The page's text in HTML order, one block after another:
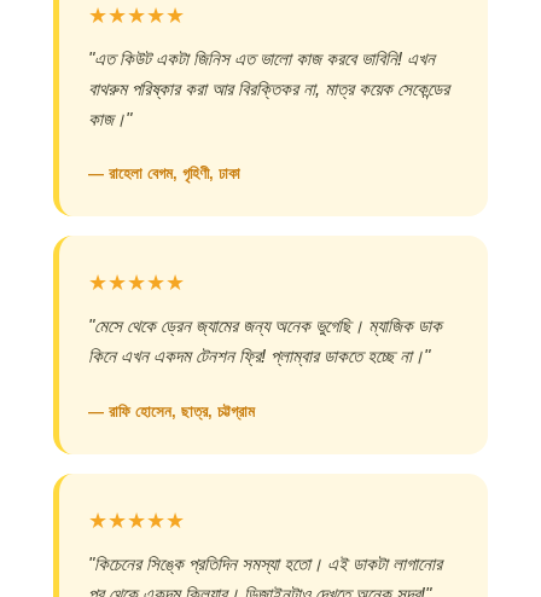
★★★★★
"এত কিউট একটা জিনিস এত ভালো কাজ করবে ভাবিনি! এখন
বাথরুম পরিষ্কার করা আর বিরক্তিকর না, মাত্র কয়েক সেকেন্ডের
কাজ।"
— রাহেলা বেগম, গৃহিণী, ঢাকা
★★★★★
"মেসে থেকে ড্রেন জ্যামের জন্য অনেক ভুগেছি। ম্যাজিক ডাক
কিনে এখন একদম টেনশন ফ্রি! প্লাম্বার ডাকতে হচ্ছে না।"
— রাফি হোসেন, ছাত্র, চট্টগ্রাম
★★★★★
"কিচেনের সিঙ্কে প্রতিদিন সমস্যা হতো। এই ডাকটা লাগানোর